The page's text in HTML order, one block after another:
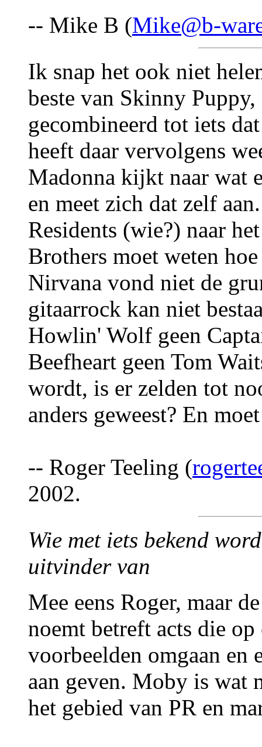
-- Mike B (Mike@b-
Ik snap het ook niet
beste van Skinny
gecombineerd tot iets
heeft daar vervolgens
Madonna kijkt naar wat
en meet zich dat zelf
Residents (wie?) naar
Brothers moet weten
Nirvana vond niet de
gitaarrock kan niet
Howlin' Wolf geen
Beefheart geen Tom
wordt, is er zelden tot
anders geweest? En
-- Roger Teeling (
2002.
Wie met iets bekend
uitvinder van
Mee eens Roger, maar
noemt betreft acts die
voorbeelden omgaan en
aan geven. Moby is wat
het gebied van PR en